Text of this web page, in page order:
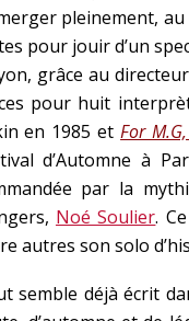
pleinement,
pour jouir d’un
grâce au
pour huit
en 1985 etFor
d’Automne à
par la
Noé Soulier.
autres son solo
semble déjà écrit